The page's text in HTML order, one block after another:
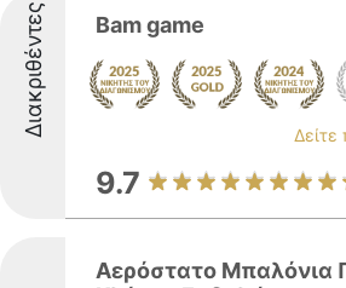
Διακριθέντες Bam game
Δείτε
9.7
Αερόστατο Μπαλόνια